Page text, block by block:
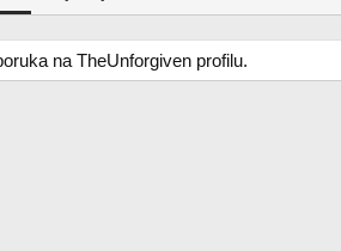
na TheUnforgiven profilu.